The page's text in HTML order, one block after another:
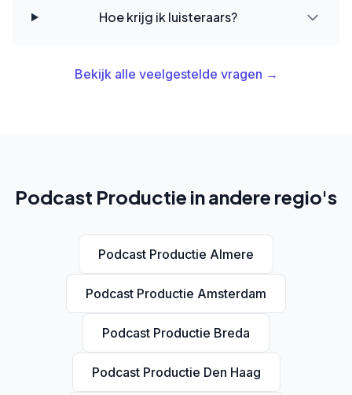
Hoe krijg ik luisteraars?
Bekijk alle veelgestelde vragen →
Podcast Productie in andere regio's
Podcast Productie Almere
Podcast Productie Amsterdam
Podcast Productie Breda
Podcast Productie Den Haag